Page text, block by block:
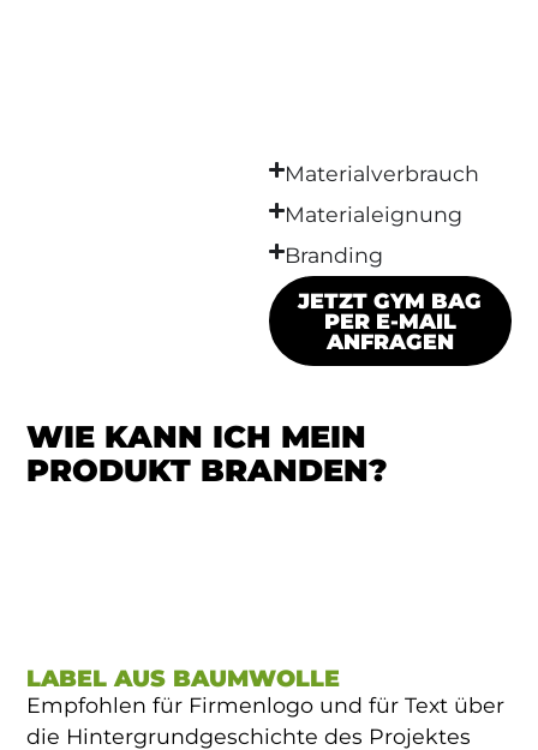
Materialverbrauch
Materialeignung
Branding
JETZT GYM BAG
PER E-MAIL
ANFRAGEN
WIE KANN ICH MEIN
PRODUKT BRANDEN?
LABEL AUS BAUMWOLLE
Empfohlen für Firmenlogo und für Text über
die Hintergrundgeschichte des Projektes